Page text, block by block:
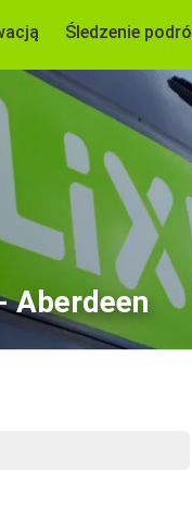
Śledzenie
Aberdeen